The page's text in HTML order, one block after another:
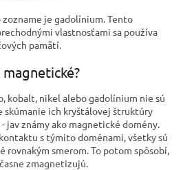
je gadolínium. Tento
vlastnosťami sa používa
pamätí.
kobalt, nikel alebo gadolínium nie sú
skúmanie ich kryštálovej štruktúry
jav známy ako magnetické domény.
s týmito doménami, všetky sú
smerom. To potom spôsobí,
zmagnetizujú.